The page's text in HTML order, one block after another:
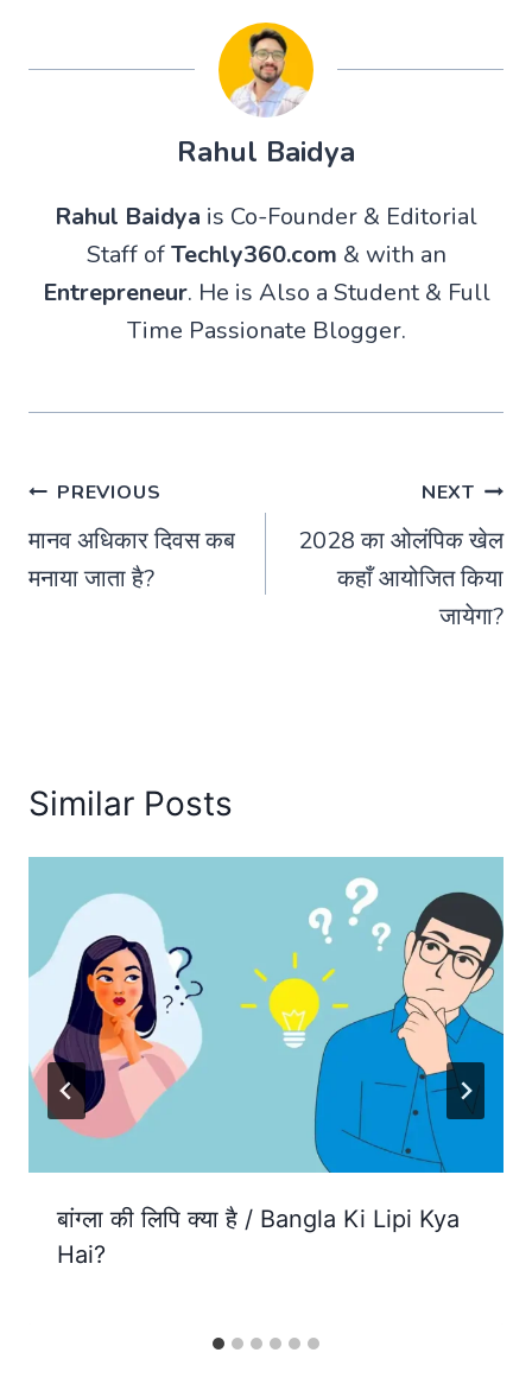
Rahul Baidya
Rahul Baidya is Co-Founder & Editorial
Staff ofTechly360.com & with an
Entrepreneur. He is Also a Student & Full
Time Passionate Blogger.
Post
navigation
PREVIOUS
मानव अधिकार दिवस कब
मनाया जाता है?
NEXT
2028 का ओलंपिक खेल
कहाँ आयोजित किया
जायेगा?
Similar Posts
बांग्ला की लिपि क्या है / Bangla Ki Lipi Kya
Hai?